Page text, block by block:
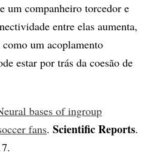
um companheiro torcedor e
entre elas aumenta,
um acoplamento
estar por trás da coesão de
bases of ingroup
fans. Scientific Reports.